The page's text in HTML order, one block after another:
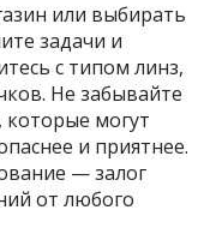
или выбирать
задачи и
с типом линз,
Не забывайте
могут
и приятнее.
— залог
от любого